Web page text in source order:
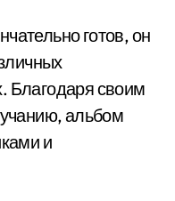
готов, он
Благодаря своим
альбом
и